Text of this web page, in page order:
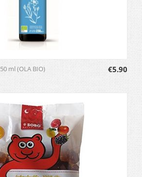
ml (OLA BIO) €5.90